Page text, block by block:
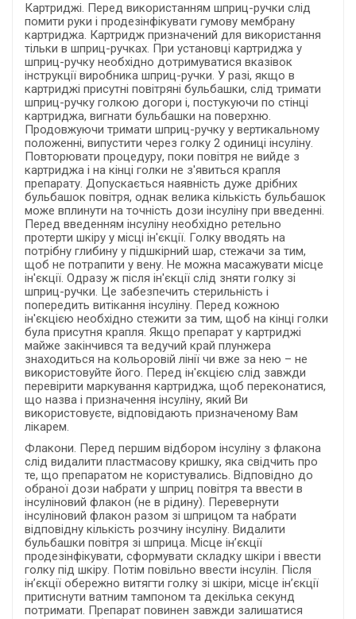
Картриджі. Перед використанням шприц-ручки слід
помити руки і продезінфікувати гумову мембрану
картриджа. Картридж призначений для використання
тільки в шприц-ручках. При установці картриджа у
шприц-ручку необхідно дотримуватися вказівок
інструкції виробника шприц-ручки. У разі, якщо в
картриджі присутні повітряні бульбашки, слід тримати
шприц-ручку голкою догори і, постукуючи по стінці
картриджа, вигнати бульбашки на поверхню.
Продовжуючи тримати шприц-ручку у вертикальному
положенні, випустити через голку 2 одиниці інсуліну.
Повторювати процедуру, поки повітря не вийде з
картриджа і на кінці голки не з'явиться крапля
препарату. Допускається наявність дуже дрібних
бульбашок повітря, однак велика кількість бульбашок
може вплинути на точність дози інсуліну при введенні.
Перед введенням інсуліну необхідно ретельно
протерти шкіру у місці ін'єкції. Голку вводять на
потрібну глибину у підшкірний шар, стежачи за тим,
щоб не потрапити у вену. Не можна масажувати місце
ін'єкції. Одразу ж після ін'єкції слід зняти голку зі
шприц-ручки. Це забезпечить стерильність і
попередить витікання інсуліну. Перед кожною
ін'єкцією необхідно стежити за тим, щоб на кінці голки
була присутня крапля. Якщо препарат у картриджі
майже закінчився та ведучий край плунжера
знаходиться на кольоровій лінії чи вже за нею – не
використовуйте його. Перед ін'єкцією слід завжди
перевірити маркування картриджа, щоб переконатися,
що назва і призначення інсуліну, який Ви
використовуєте, відповідають призначеному Вам
лікарем.
Флакони. Перед першим відбором інсуліну з флакона
слід видалити пластмасову кришку, яка свідчить про
те, що препаратом не користувались. Відповідно до
обраної дози набрати у шприц повітря та ввести в
інсуліновий флакон (не в рідину). Перевернути
інсуліновий флакон разом зі шприцом та набрати
відповідну кількість розчину інсуліну. Видалити
бульбашки повітря зі шприца. Місце ін’єкції
продезінфікувати, сформувати складку шкіри і ввести
голку під шкіру. Потім повільно ввести інсулін. Після
ін’єкції обережно витягти голку зі шкіри, місце ін’єкції
притиснути ватним тампоном та декілька секунд
потримати. Препарат повинен завжди залишатися